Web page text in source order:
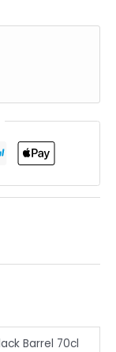
Barrel 70cl